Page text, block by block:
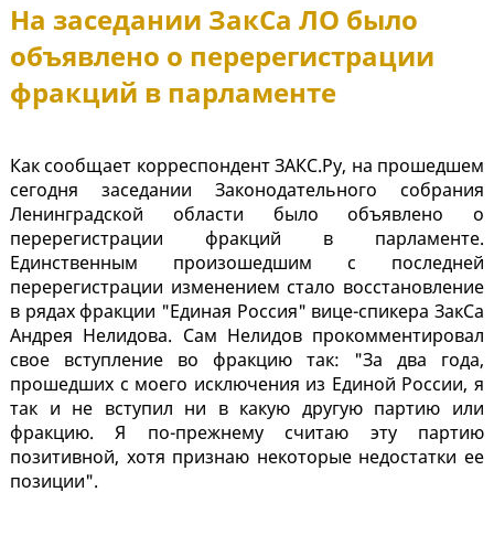
На заседании ЗакСа ЛО было
объявлено о перерегистрации
фракций в парламенте
Как сообщает корреспондент ЗАКС.Ру, на прошедшем
сегодня заседании Законодательного собрания
Ленинградской области было объявлено о
перерегистрации фракций в парламенте.
Единственным произошедшим с последней
перерегистрации изменением стало восстановление
в рядах фракции "Единая Россия" вице-спикера ЗакСа
Андрея Нелидова. Сам Нелидов прокомментировал
свое вступление во фракцию так: "За два года,
прошедших с моего исключения из Единой России, я
так и не вступил ни в какую другую партию или
фракцию. Я по-прежнему считаю эту партию
позитивной, хотя признаю некоторые недостатки ее
позиции".